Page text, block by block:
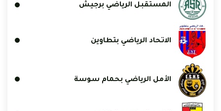
المستقبل الرياضي برجيش
الاتحاد الرياضي بتطاوين
الأمل الرياضي بحمام سوسة